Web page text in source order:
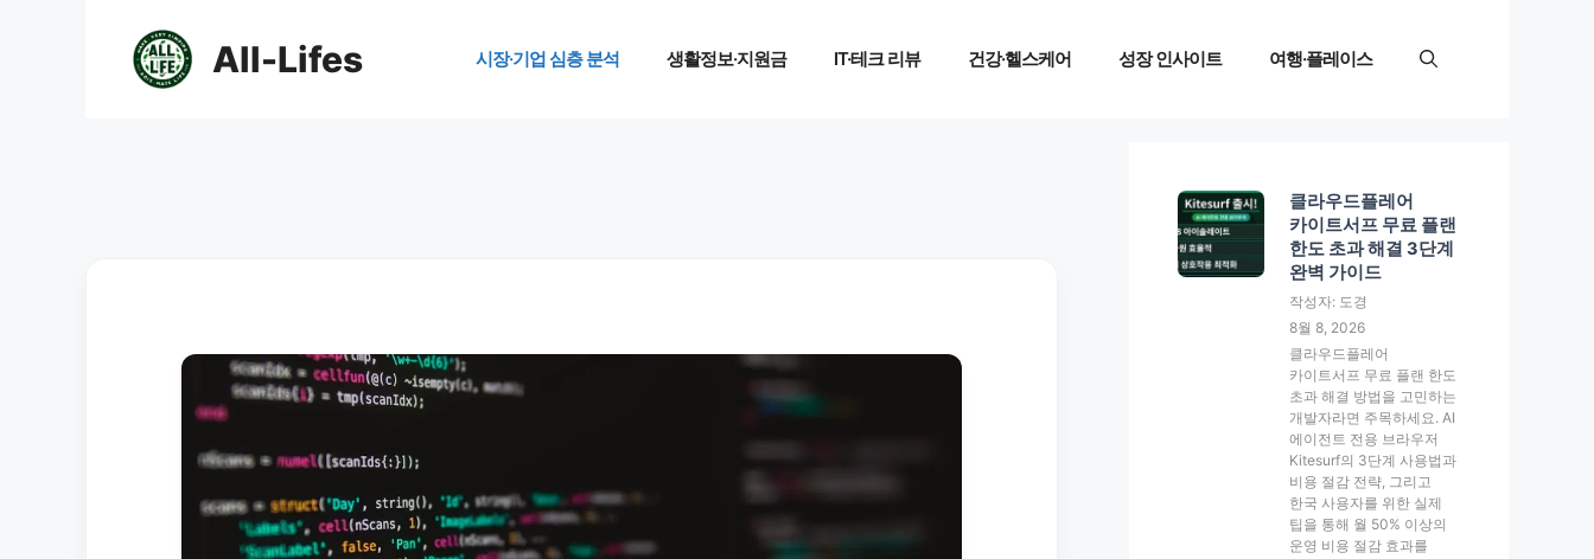
All-Lifes 시장·기업 심층 분석 생활정보·지원금 IT·테크 리뷰 건강·헬스케어 성장 인사이트 여행·플레이스
클라우드플레어
카이트서프 무료 플랜
한도 초과 해결 3단계
완벽 가이드
작성자: 도경
8월 8, 2026
클라우드플레어
카이트서프 무료 플랜 한도
초과 해결 방법을 고민하는
개발자라면 주목하세요. AI
에이전트 전용 브라우저
Kitesurf의 3단계 사용법과
비용 절감 전략, 그리고
한국 사용자를 위한 실제
팁을 통해 월 50% 이상의
운영 비용 절감 효과를